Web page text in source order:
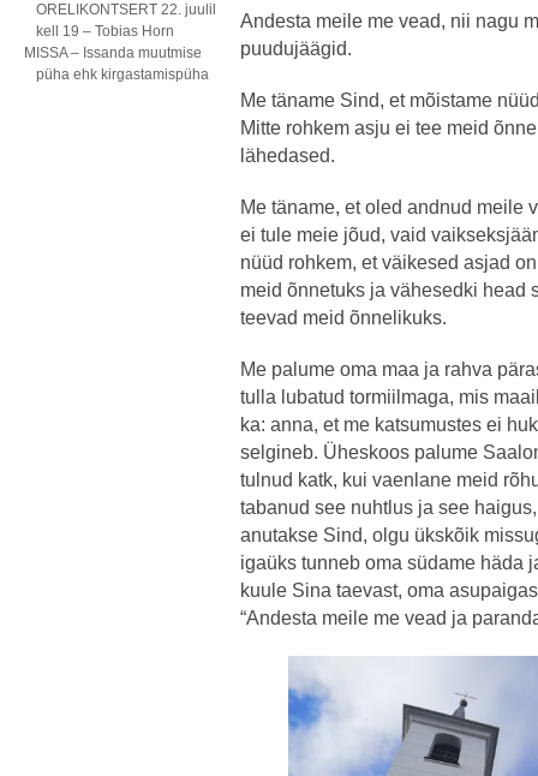
ORELIKONTSERT 22. juulil
kell 19 – Tobias Horn
MISSA – Issanda muutmise
püha ehk kirgastamispüha
Andesta meile me vead, nii nagu
puudujäägid.
Me täname Sind, et mõistame
Mitte rohkem asju ei tee meid
lähedased.
Me täname, et oled andnud meile
ei tule meie jõud, vaid
nüüd rohkem, et väikesed asjad
meid õnnetuks ja vähesedki head
teevad meid õnnelikuks.
Me palume oma maa ja rahva
tulla lubatud tormiilmaga, mis
ka: anna, et me katsumustes ei
selgineb. Üheskoos palume
tulnud katk, kui vaenlane meid
tabanud see nuhtlus ja see
anutakse Sind, olgu ükskõik
igaüks tunneb oma südame häda
kuule Sina taevast, oma
“Andesta meile me vead ja